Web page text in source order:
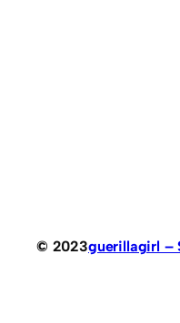
© 2023guerillagirl –